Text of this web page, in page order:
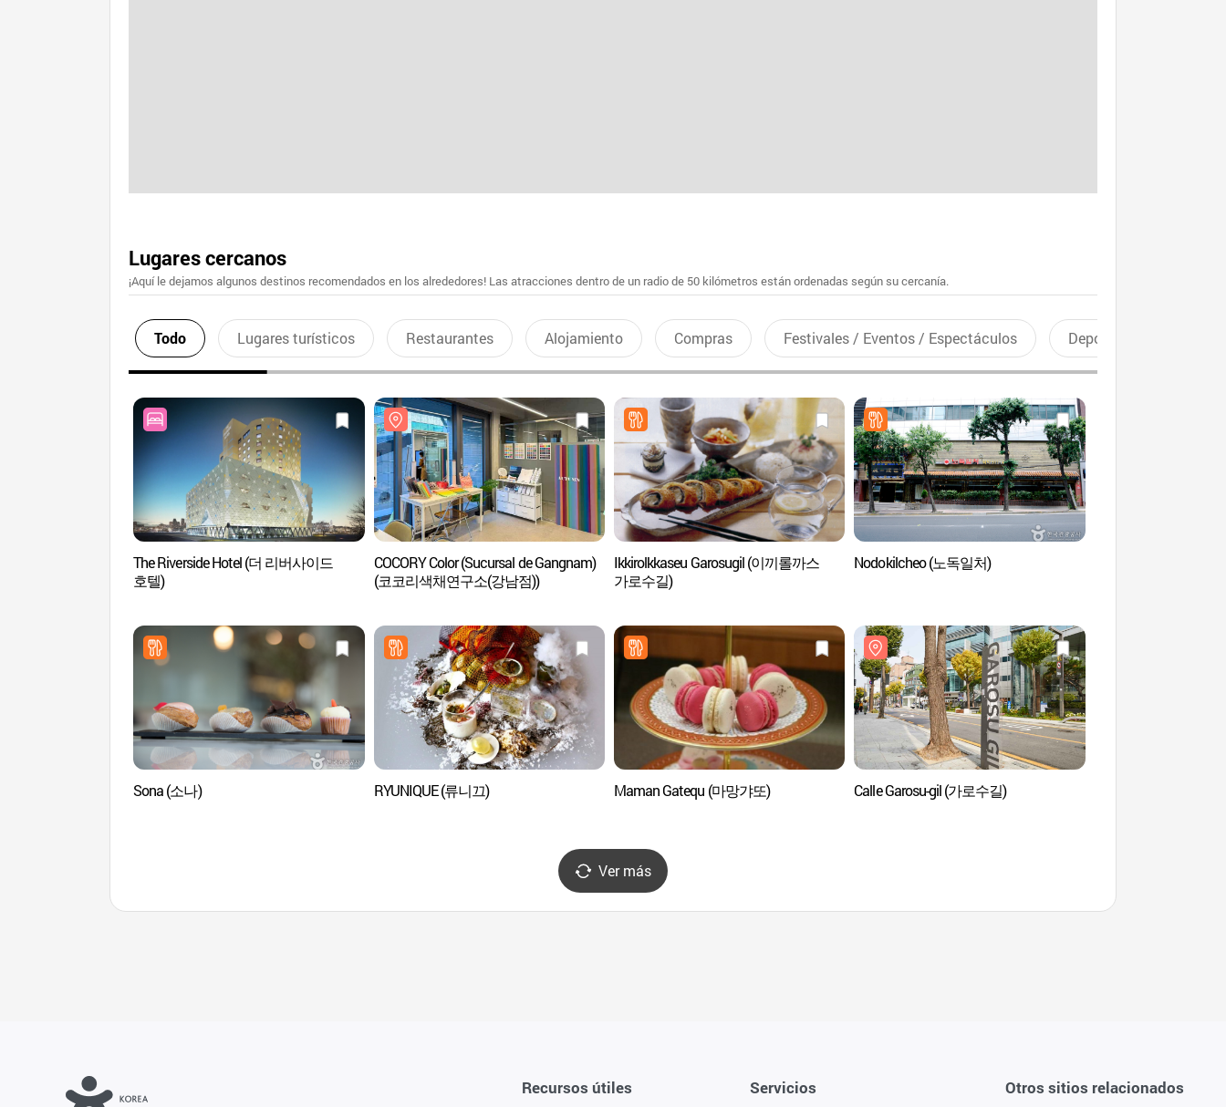
Lugares cercanos
¡Aquí le dejamos algunos destinos recomendados en los alrededores! Las atracciones dentro de un radio de 50 kilómetros están ordenadas según su cercanía.
Todo Lugares turísticos Restaurantes Alojamiento Compras Festivales / Eventos / Espectáculos Deportes recreativos
The Riverside Hotel (더 리버사이드
호텔)
COCORY Color (Sucursal de Gangnam)
(코코리색채연구소(강남점))
Ikkirolkkaseu Garosugil (이끼롤까스
가로수길)
Nodokilcheo (노독일처)
Sona (소나) RYUNIQUE (류니끄) Maman Gatequ (마망갸또) Calle Garosu-gil (가로수길)
Ver más
Recursos útiles Servicios Otros sitios relacionados